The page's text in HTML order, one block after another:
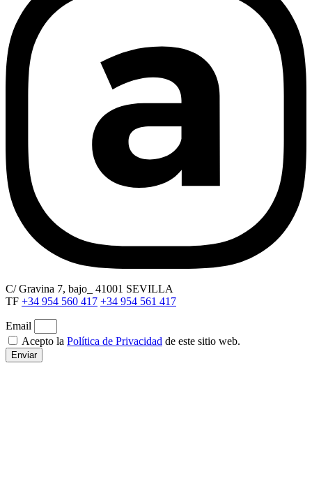
C/ Gravina 7, bajo_ 41001 SEVILLA
TF +34 954 560 417 +34 954 561 417
Email
Acepto la Política de Privacidad de este sitio web.
Enviar